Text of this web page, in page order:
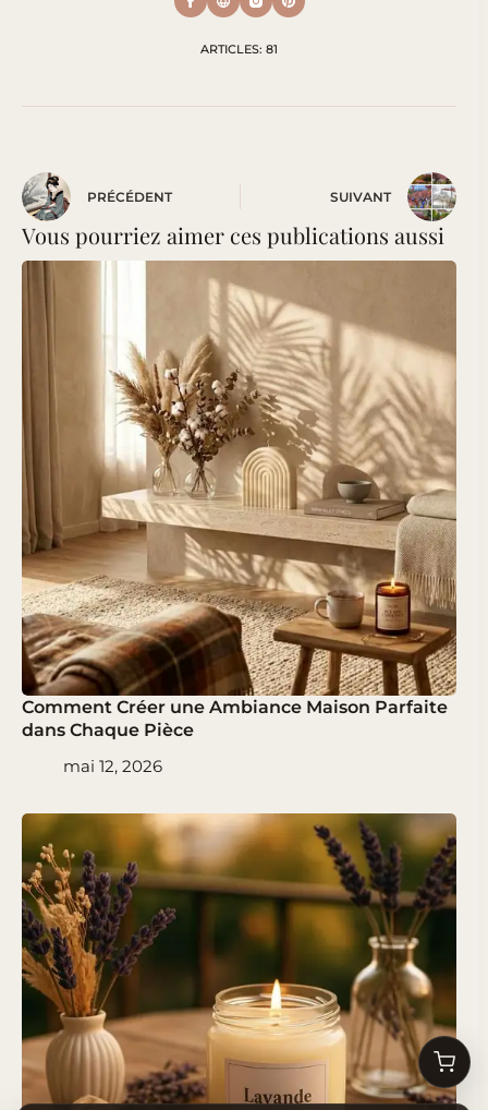
ARTICLES: 81
PRÉCÉDENT SUIVANT
Vous pourriez aimer ces publications aussi
Comment Créer une Ambiance Maison Parfaite
dans Chaque Pièce
mai 12, 2026